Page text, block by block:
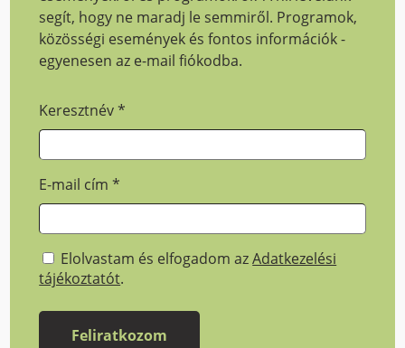
segít, hogy ne maradj le semmiről. Programok,
közösségi események és fontos információk -
egyenesen az e-mail fiókodba.
Keresztnév*
E-mail cím*
Elolvastam és elfogadom azAdatkezelési
tájékoztatót.